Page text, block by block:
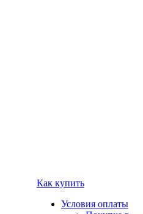
Как купить
Условия оплаты